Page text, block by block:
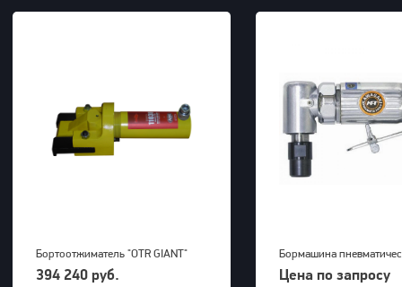
Бортоотжиматель "OTR GIANT"
(39-63") для 5-ти составных
394 240 руб.
Бормашина
Kawasaki KPT-26DGBS
Цена по запросу